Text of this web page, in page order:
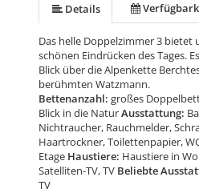
Details
Das helle Doppelzimmer 3
schönen Eindrücken des Tages.
Blick über die Alpenkette
berühmten Watzmann.
Bettenanzahl: großes
Blick in die NaturAusstattung:
Nichtraucher, Rauchmelder,
Haartrockner, Toilettenpapier,
EtageHaustiere: Haustiere in
Satelliten-TV, TVBeliebte
TV